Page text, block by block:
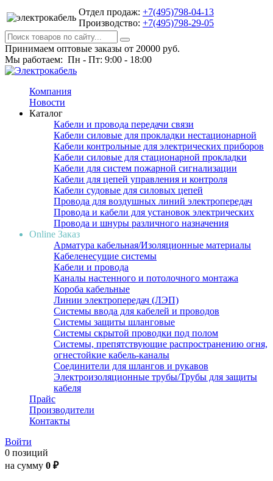
Отдел продаж: +7(495)798-04-13
Производство: +7(495)798-29-05
Принимаем оптовые заказы от 20000 руб.
Мы работаем: Пн - Пт: 9:00 - 18:00
Компания
Новости
Каталог
Кабели и провода передачи связи
Кабели силовые для прокладки нестационарной
Кабели контрольные для электрических приборов
Кабели силовые для стационарной прокладки
Кабели для систем пожарной сигнализации
Кабели для цепей управления и контроля
Кабели судовые для силовых цепей
Провода для воздушных линий электропередач
Провода и кабели для установок электрических
Провода и шнуры различного назначения
Online Заказ
Арматура кабельная/Изоляционные материалы
Кабеленесущие системы
Кабели и провода
Каналы настенного и потолочного монтажа
Короба кабельные
Линии электропередач (ЛЭП)
Системы ввода для кабелей и проводов
Системы защиты шланговые
Системы скрытой проводки под полом
Системы, препятствующие распространению огня,
огнестойкие кабель-каналы
Соединители для шлангов и рукавов
Электроизоляционные трубы/Трубы для защиты
кабеля
Прайс
Производители
Контакты
Войти
0 позиций
на сумму 0 ₽